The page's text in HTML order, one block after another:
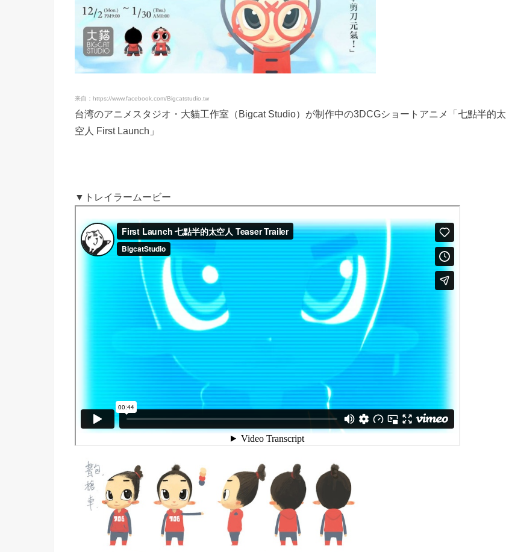
来自：https://www.facebook.com/Bigcatstudio.tw
台湾のアニメスタジオ・大貓工作室（Bigcat Studio）が制作中の3DCGショートアニメ「七點半的太
空人 First Launch」
▼トレイラームービー